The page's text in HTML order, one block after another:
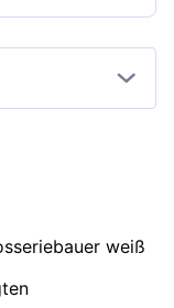
weiß